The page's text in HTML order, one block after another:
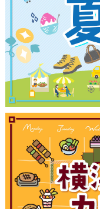
ランキング
ブログ記事
サイトについて